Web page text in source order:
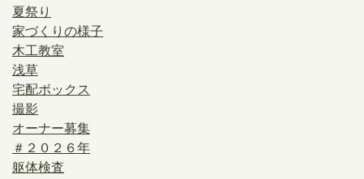
夏祭り
家づくりの様子
木工教室
浅草
宅配ボックス
撮影
オーナー募集
＃２０２６年
躯体検査